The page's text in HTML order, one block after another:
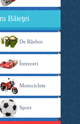
Băieţei
De Război
Întreceri
Motociclete
Sport